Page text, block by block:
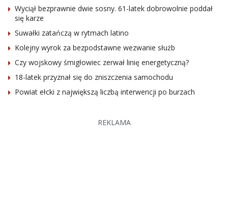
Wyciął bezprawnie dwie sosny. 61-latek dobrowolnie poddał
się karze
Suwałki zatańczą w rytmach latino
Kolejny wyrok za bezpodstawne wezwanie służb
Czy wojskowy śmigłowiec zerwał linię energetyczną?
18-latek przyznał się do zniszczenia samochodu
Powiat ełcki z największą liczbą interwencji po burzach
REKLAMA